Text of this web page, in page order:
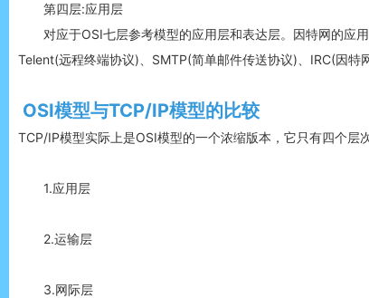
第四层:应用层
对应于OSI七层参考模型的应用层和表达层。因特网的应用
Telent(远程终端协议)、SMTP(简单邮件传送协议)、IRC(因特
OSI模型与TCP/IP模型的比较
TCP/IP模型实际上是OSI模型的一个浓缩版本，它只有四个层
1.应用层
2.运输层
3.网际层